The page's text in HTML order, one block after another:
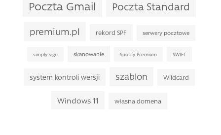
Poczta Gmail Poczta Standard
premium.pl rekord SPF serwery pocztowe
simply sign skanowanie Spotify Premium SWIFT
system kontroli wersji szablon Wildcard
Windows 11 własna domena